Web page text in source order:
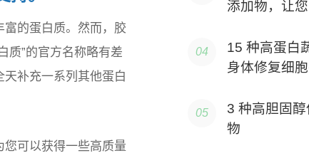
的蛋白质。然而，胶
质”的官方名称略有差
补充一系列其他蛋白
可以获得一些高质量
添加物，让
15 种高蛋白
身体修复细
3 种高胆固
物